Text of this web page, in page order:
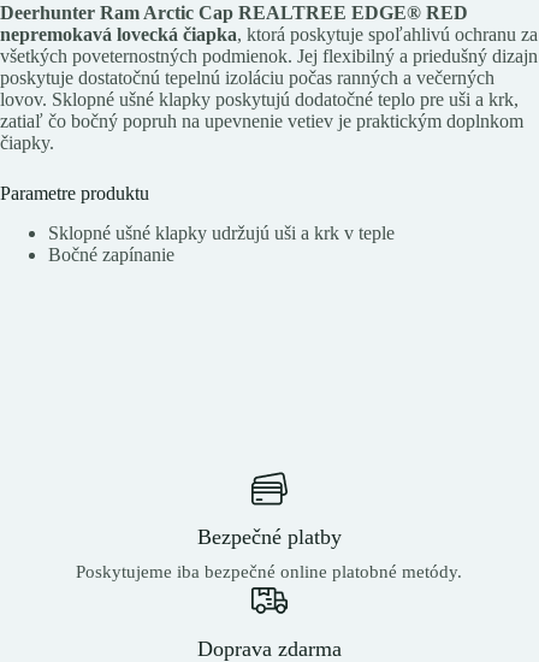
Deerhunter Ram Arctic Cap REALTREE EDGE® RED
nepremokavá lovecká čiapka, ktorá poskytuje spoľahlivú ochranu za
všetkých poveternostných podmienok. Jej flexibilný a priedušný dizajn
poskytuje dostatočnú tepelnú izoláciu počas ranných a večerných
lovov. Sklopné ušné klapky poskytujú dodatočné teplo pre uši a krk,
zatiaľ čo bočný popruh na upevnenie vetiev je praktickým doplnkom
čiapky.
Parametre produktu
Sklopné ušné klapky udržujú uši a krk v teple
Bočné zapínanie
Bezpečné platby
Poskytujeme iba bezpečné online platobné metódy.
Doprava zdarma